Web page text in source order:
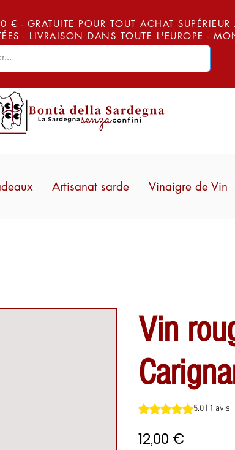
€ - GRATUITE POUR TOUT ACHAT
- LIVRAISON DANS TOUTE L'EUROPE -
Artisanat sarde Vinaigre de Vin
Vin
La note est de 5.0 sur
5.0 | 1 avis
12,00 €